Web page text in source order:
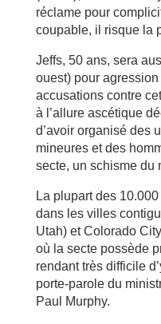
réclame pour
coupable, il risque la
Jeffs, 50 ans, sera
ouest) pour
accusations contre
à l’allure ascétique
d’avoir organisé des
mineures et des
secte, un schisme du
La plupart des
dans les villes
Utah) et Colorado
où la secte possède
rendant très difficile
porte-parole du
Paul Murphy.